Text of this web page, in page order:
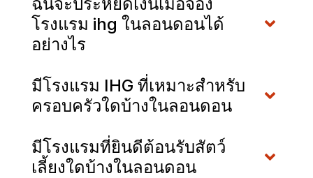
โรงแรม ihg ในลอนดอนได้
อย่างไร
มีโรงแรม IHG ที่เหมาะสำหรับ
ครอบครัวใดบ้างในลอนดอน
มีโรงแรมที่ยินดีต้อนรับสัตว์
เลี้ยงใดบ้างในลอนดอน